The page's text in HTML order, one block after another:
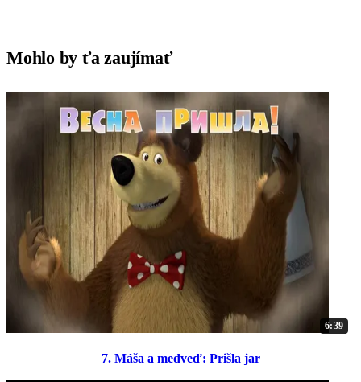
Mohlo by ťa zaujímať
6:39
7. Máša a medveď: Prišla jar